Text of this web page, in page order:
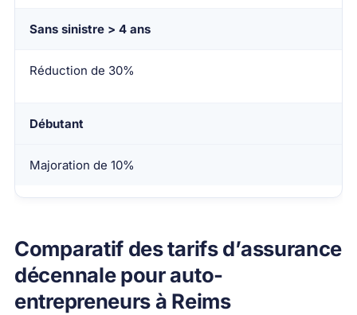
Sans sinistre > 4 ans
Réduction de 30%
Débutant
Majoration de 10%
Comparatif des tarifs d’assurance
décennale pour auto-
entrepreneurs à Reims